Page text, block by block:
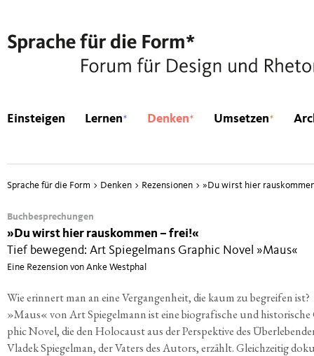
Einsteigen Lernen* Denken* Umsetzen*
Sprache für die Form > Denken > Rezensionen > » Du wirst hier
Buchbesprechungen
» Du wirst hier rauskommen – frei!«
Tief bewegend: Art Spiegelmans Graphic Novel »Maus«
Eine Rezension von Anke Westphal
Wie erin­nert man an eine Ver­gan­gen­heit, die kaum zu begrei­fen ist?
»Maus« von Art Spie­gel­mann ist eine bio­gra­fi­sche und
phic Novel, die den Holo­caust aus der Per­spek­ti­ve des
Vla­dek Spie­gel­man, der Vaters des Autors, erzählt. Gleich­zei­tig